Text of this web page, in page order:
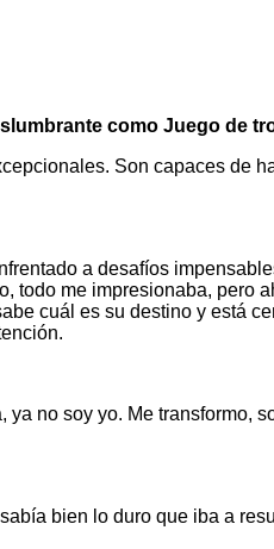
como Juego de
Son capaces de
a desafíos
todo me impresionaba, pero
cuál es su destino y está
no soy yo. Me
bien lo duro que iba a